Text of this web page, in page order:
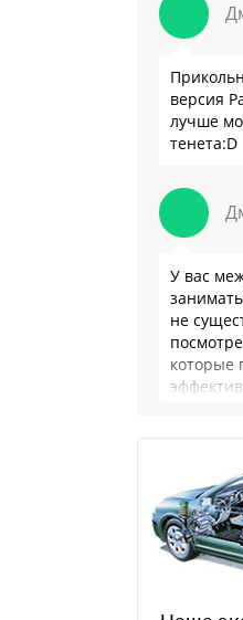
версия
лучше
тенета:D
У вас
не
которые